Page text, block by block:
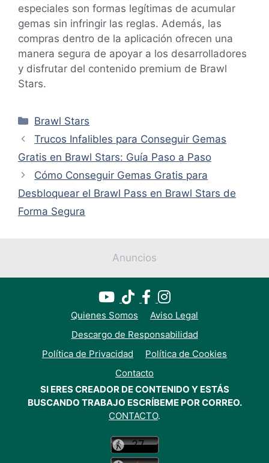
especiales son formas legítimas de acumular
gemas sin infringir las reglas. Además, las
compras dentro de la aplicación ofrecen una
manera segura de apoyar a los desarrolladores
y disfrutar del contenido premium de Brawl
Stars.
Categorías
Brawl Stars
Trucos Infalibles para Conseguir Gemas
Gratis en Brawl Stars: Guía Paso a Paso
Cómo Conseguir Gemas Gratis para
Desbloquear el Brawl Pass en Brawl Stars de
Forma Segura
Anuncios
Quienes Somos
Aviso Legal
Descargo de Responsabilidad
Política de Privacidad
Política de Cookies
Contacto
SI ERES CREADOR DE CONTENIDO Y ESTÁS
BUSCANDO TRABAJO ESCRÍBEME POR CORREO.
CONTACTO.